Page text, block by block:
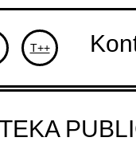
T++